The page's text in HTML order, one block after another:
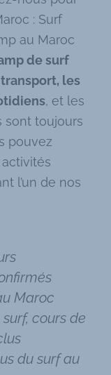
: Surf
au Maroc
de surf
les
, et les
sont toujours
pouvez
l’un de nos
Maroc
cours de
du surf au